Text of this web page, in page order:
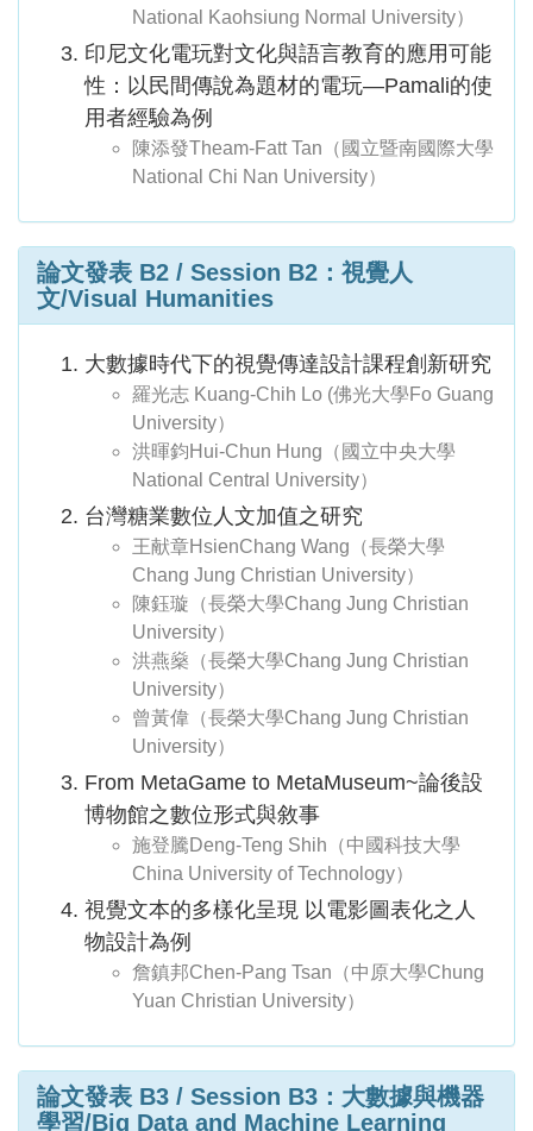
National Kaohsiung Normal University）
印尼文化電玩對文化與語言教育的應用可能
性：以民間傳說為題材的電玩—Pamali的使
用者經驗為例
陳添發Theam-Fatt Tan（國立暨南國際大學
National Chi Nan University）
論文發表 B2 / Session B2：視覺人
文/Visual Humanities
大數據時代下的視覺傳達設計課程創新研究
羅光志 Kuang-Chih Lo (佛光大學Fo Guang
University）
洪暉鈞Hui-Chun Hung（國立中央大學
National Central University）
台灣糖業數位人文加值之研究
王献章HsienChang Wang（長榮大學
Chang Jung Christian University）
陳鈺璇（長榮大學Chang Jung Christian
University）
洪燕燊（長榮大學Chang Jung Christian
University）
曾黃偉（長榮大學Chang Jung Christian
University）
From MetaGame to MetaMuseum~論後設
博物館之數位形式與敘事
施登騰Deng-Teng Shih（中國科技大學
China University of Technology）
視覺文本的多樣化呈現 以電影圖表化之人
物設計為例
詹鎮邦Chen-Pang Tsan（中原大學Chung
Yuan Christian University）
論文發表 B3 / Session B3：大數據與機器
學習/Big Data and Machine Learning